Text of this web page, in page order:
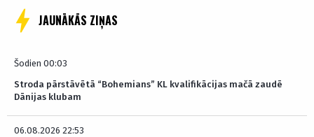
JAUNĀKĀS ZIŅAS
Šodien 00:03
Stroda pārstāvētā “Bohemians” KL kvalifikācijas mačā zaudē
Dānijas klubam
06.08.2026 22:53